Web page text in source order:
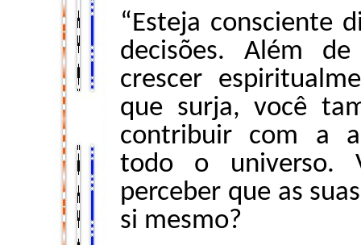
“Esteja consciente
decisões. Além
crescer
que surja, você
contribuir com a
todo o universo.
perceber que as
si mesmo?